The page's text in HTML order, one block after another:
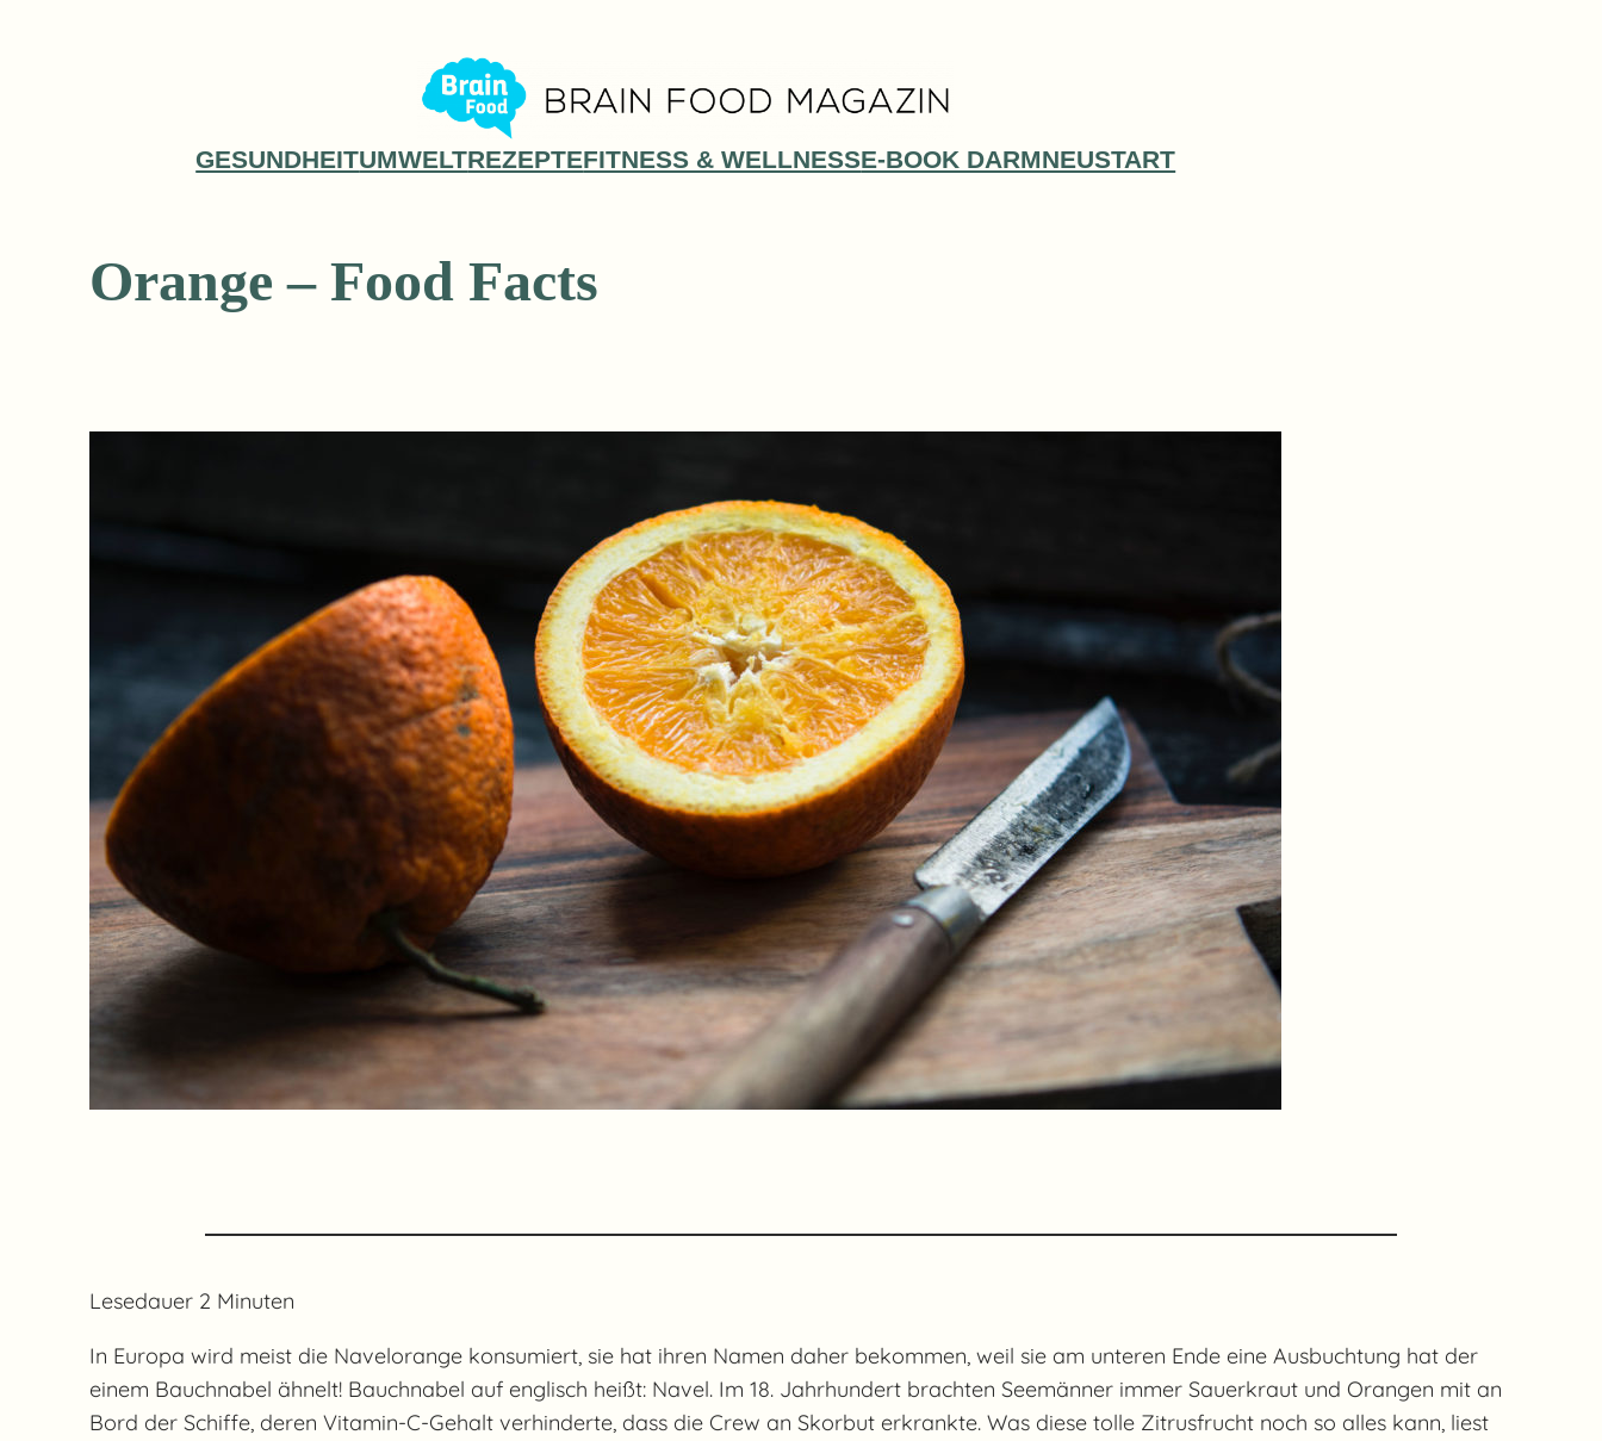
GESUNDHEITUMWELTREZEPTEFITNESS & WELLNESSE-BOOK DARMNEUSTART
Orange – Food Facts
Lesedauer 2 Minuten
In Europa wird meist die Navelorange konsumiert, sie hat ihren Namen daher bekommen, weil sie am unteren Ende eine Ausbuchtung hat der
einem Bauchnabel ähnelt! Bauchnabel auf englisch heißt: Navel. Im 18. Jahrhundert brachten Seemänner immer Sauerkraut und Orangen mit an
Bord der Schiffe, deren Vitamin-C-Gehalt verhinderte, dass die Crew an Skorbut erkrankte. Was diese tolle Zitrusfrucht noch so alles kann, liest